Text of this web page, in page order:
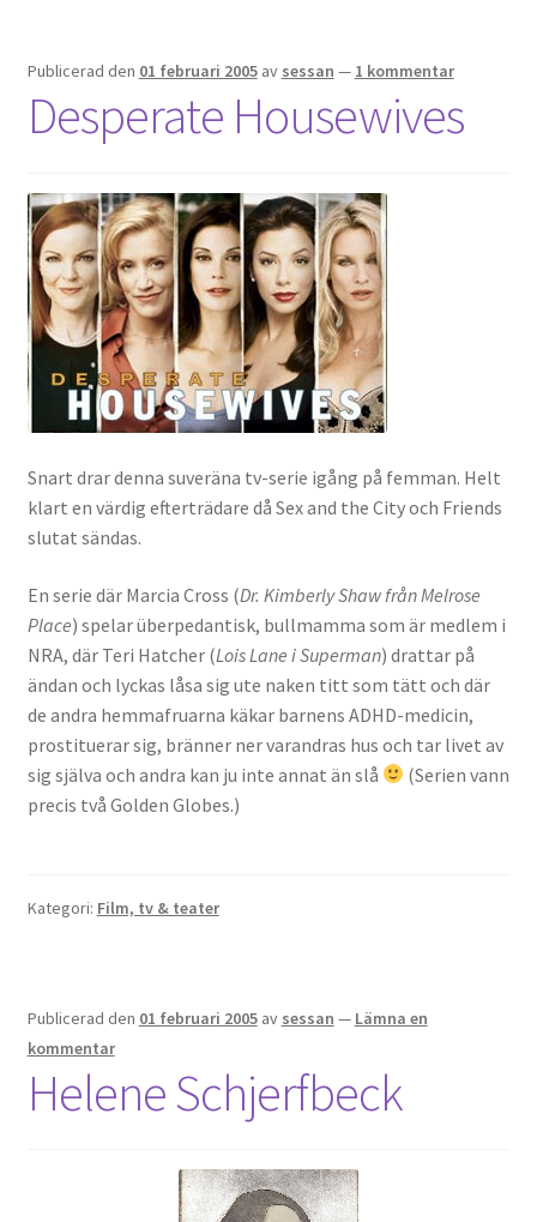
Publicerad den 01 februari 2005 av sessan — 1 kommentar
Desperate Housewives
Snart drar denna suveräna tv-serie igång på femman. Helt
klart en värdig efterträdare då Sex and the City och Friends
slutat sändas.
En serie där Marcia Cross (Dr. Kimberly Shaw från Melrose
Place) spelar überpedantisk, bullmamma som är medlem i
NRA, där Teri Hatcher (Lois Lane i Superman) drattar på
ändan och lyckas låsa sig ute naken titt som tätt och där
de andra hemmafruarna käkar barnens ADHD-medicin,
prostituerar sig, bränner ner varandras hus och tar livet av
sig själva och andra kan ju inte annat än slå
(Serien vann
precis två Golden Globes.)
Kategori: Film, tv & teater
Publicerad den 01 februari 2005 av sessan — Lämna en
kommentar
Helene Schjerfbeck